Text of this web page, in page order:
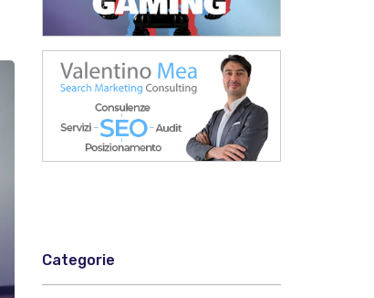
Categorie